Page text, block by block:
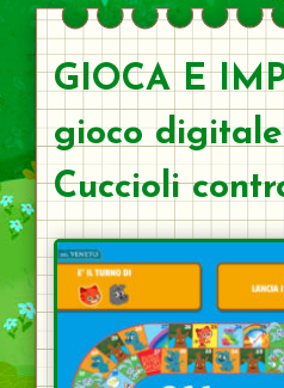
GIOCA E
gioco
Cuccioli